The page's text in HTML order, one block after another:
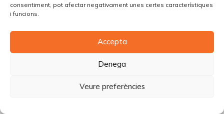
consentiment, pot afectar negativament unes certes característiques
i funcions.
Accepta
Denega
Veure preferències